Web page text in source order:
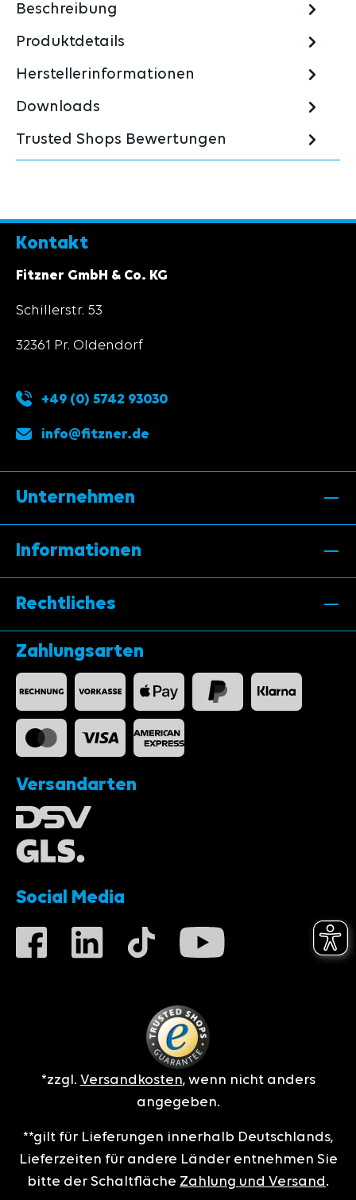
Beschreibung
Produktdetails
Herstellerinformationen
Downloads
Trusted Shops Bewertungen
Kontakt
Fitzner GmbH & Co. KG
Schillerstr. 53
32361 Pr. Oldendorf
+49 (0) 5742 93030
info@fitzner.de
Unternehmen
Informationen
Rechtliches
Zahlungsarten
Versandarten
Social Media
*zzgl. Versandkosten, wenn nicht anders
angegeben.
**gilt für Lieferungen innerhalb Deutschlands,
Lieferzeiten für andere Länder entnehmen Sie
bitte der Schaltfläche Zahlung und Versand .